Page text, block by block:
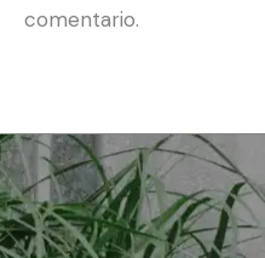
comentario.